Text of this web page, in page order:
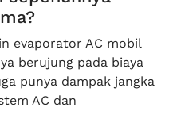
evaporator AC mobil
berujung pada biaya
punya dampak jangka
AC dan